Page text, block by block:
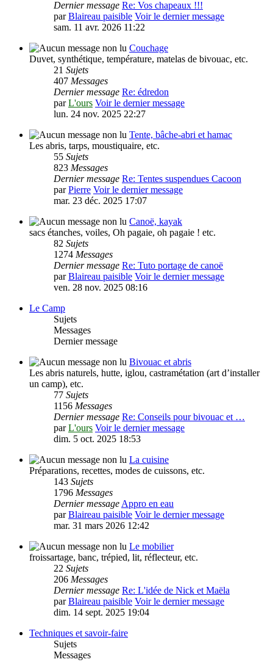
Dernier message Re: Vos chapeaux !!!
parBlaireau paisible Voir le dernier message
sam. 11 avr. 2026 11:22
Couchage
Duvet, synthétique, température, matelas de bivouac, etc.
21 Sujets
407 Messages
Dernier message Re: édredon
parL'ours Voir le dernier message
lun. 24 nov. 2025 22:27
Tente, bâche-abri et hamac
Les abris, tarps, moustiquaire, etc.
55 Sujets
823 Messages
Dernier message Re: Tentes suspendues Cacoon
parPierre Voir le dernier message
mar. 23 déc. 2025 17:07
Canoë, kayak
sacs étanches, voiles, Oh pagaie, oh pagaie ! etc.
82 Sujets
1274 Messages
Dernier message Re: Tuto portage de canoë
parBlaireau paisible Voir le dernier message
ven. 28 nov. 2025 08:16
Le Camp
Sujets
Messages
Dernier message
Bivouac et abris
Les abris naturels, hutte, iglou, castramétation (art d’installer
un camp), etc.
77 Sujets
1156 Messages
Dernier message Re: Conseils pour bivouac et …
parL'ours Voir le dernier message
dim. 5 oct. 2025 18:53
La cuisine
Préparations, recettes, modes de cuissons, etc.
143 Sujets
1796 Messages
Dernier message Appro en eau
parBlaireau paisible Voir le dernier message
mar. 31 mars 2026 12:42
Le mobilier
froissartage, banc, trépied, lit, réflecteur, etc.
22 Sujets
206 Messages
Dernier message Re: L'idée de Nick et Maëla
parBlaireau paisible Voir le dernier message
dim. 14 sept. 2025 19:04
Techniques et savoir-faire
Sujets
Messages